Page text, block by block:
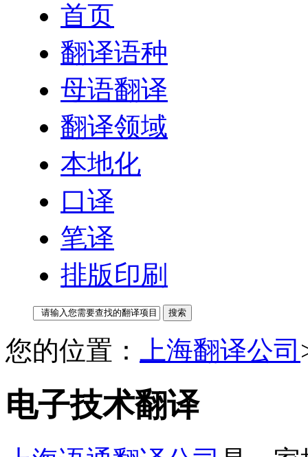
首页
翻译语种
母语翻译
翻译领域
本地化
口译
笔译
排版印刷
您的位置： 上海翻译公司
电子技术翻译